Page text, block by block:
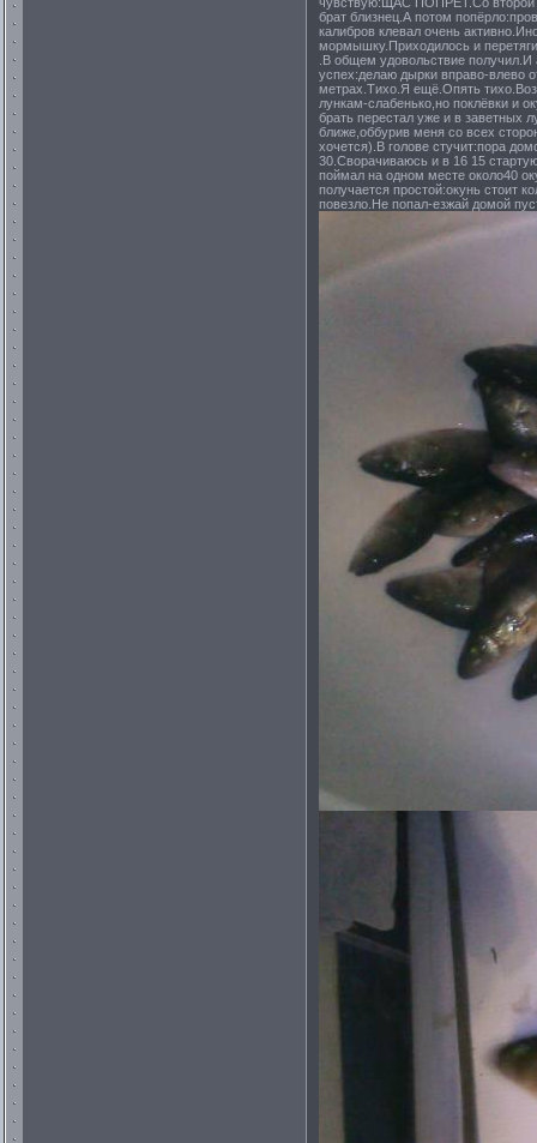
брат близнец.А потом
калибров клевал очень
мормышку.Приходилось и
.В общем удовольствие
успех:делаю дырки вправо-влево
метрах.Тихо.Я ещё.Опять
лункам-слабенько,но поклёвки и
брать перестал уже и в заветных
ближе,оббурив меня со всех
хочется).В голове стучит:пора
30.Сворачиваюсь и в 16 15
поймал на одном месте около40
получается простой:окунь стоит
повезло.Не попал-езжай домой